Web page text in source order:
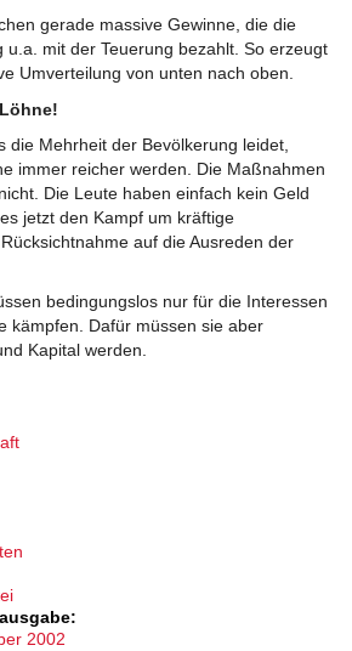
gerade massive Gewinne, die die
u.a. mit der Teuerung bezahlt. So erzeugt
Umverteilung von unten nach oben.
die Mehrheit der Bevölkerung leidet,
immer reicher werden. Die Maßnahmen
Die Leute haben einfach kein Geld
jetzt den Kampf um kräftige
auf die Ausreden der
bedingungslos nur für die Interessen
kämpfen. Dafür müssen sie aber
Kapital werden.
2002